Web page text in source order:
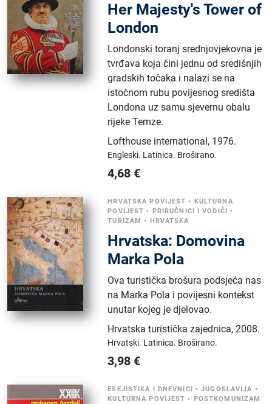
Her Majesty's Tower of
London
Londonski toranj srednjovjekovna je
tvrđava koja čini jednu od središnjih
gradskih točaka i nalazi se na
istočnom rubu povijesnog središta
Londona uz samu sjevernu obalu
rijeke Temze.
Lofthouse international, 1976.
Engleski. Latinica. Broširano.
4,68 €
HRVATSKA POVIJEST • KULTURNA
POVIJEST • PRIRUČNICI I VODIČI •
TURIZAM • HRVATSKA
Hrvatska: Domovina
Marka Pola
Ova turistička brošura podsjeća nas
na Marka Pola i povijesni kontekst
unutar kojeg je djelovao.
Hrvatska turistička zajednica,2008.
Hrvatski. Latinica. Broširano.
3,98 €
ESEJISTIKA I DNEVNICI •JUGOSLAVIJA •
KULTURNA POVIJEST • POSTKOMUNIZAM